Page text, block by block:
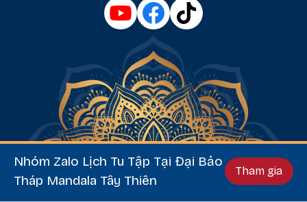
Nhóm Zalo Lịch Tu Tập Tại Đại Bảo
Tháp Mandala Tây Thiên
Tham gia